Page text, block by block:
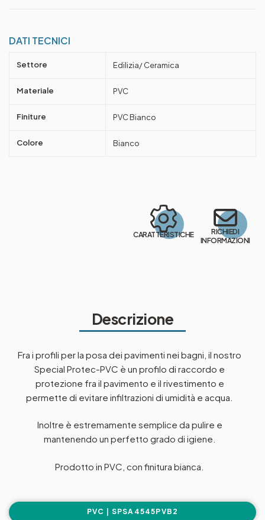
DATI TECNICI
Settore Edilizia/ Ceramica
Materiale PVC
Finiture PVC Bianco
Colore Bianco
CARATTERISTICHE
RICHIEDI
INFORMAZIONI
Descrizione
Fra i profili per la posa dei pavimenti nei bagni, il nostro
Special Protec-PVC è un profilo di raccordo e
protezione fra il pavimento e il rivestimento e
permette di evitare infiltrazioni di umidità e acqua.
Inoltre è estremamente semplice da pulire e
mantenendo un perfetto grado di igiene.
Prodotto in PVC, con finitura bianca.
PVC | SPSA4545PVB2